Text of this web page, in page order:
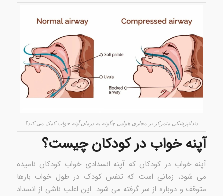
دندانپزشکی متمرکز بر مجاری هوایی چگونه به درمان آپنه خواب کمک می کند؟
آپنه خواب در کودکان چیست؟
آپنه خواب در کودکان که آپنه انسدادی خواب کودکان نامیده
می شود، زمانی است که تنفس کودک در طول خواب بارها
متوقف و دوباره از سر گرفته می شود. این اغلب ناشی از انسداد